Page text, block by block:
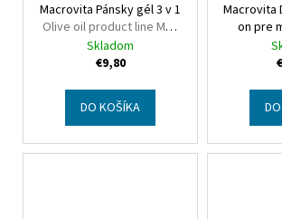
Macrovita Pánsky gél 3 v 1
Olive oil product line Μen
3-in-1 Wash
Skladom
€9,80
DO KOŠÍKA
Macrovita
on pre
Olive Oil
for